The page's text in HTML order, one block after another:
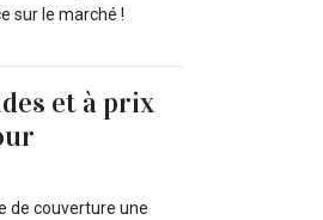
sur le marché !
et à prix
de couverture une